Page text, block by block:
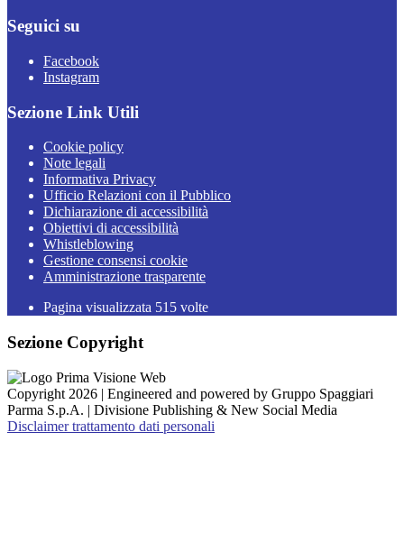
Seguici su
Facebook
Instagram
Sezione Link Utili
Cookie policy
Note legali
Informativa Privacy
Ufficio Relazioni con il Pubblico
Dichiarazione di accessibilità
Obiettivi di accessibilità
Whistleblowing
Gestione consensi cookie
Amministrazione trasparente
Pagina visualizzata 515 volte
Sezione Copyright
Copyright 2026 | Engineered and powered by Gruppo Spaggiari
Parma S.p.A. | Divisione Publishing & New Social Media
Disclaimer trattamento dati personali